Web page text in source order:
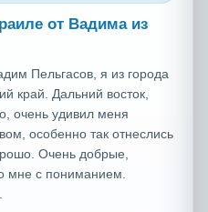
от Вадима из
Пельгасов, я из города
край. Дальний восток,
очень удивил меня
особенно так отнеслись
Очень добрые,
мне с пониманием.